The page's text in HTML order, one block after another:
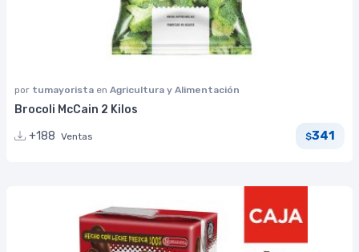
por tumayorista en Agricultura y Alimentación
Brocoli McCain 2 Kilos
+188 Ventas $341